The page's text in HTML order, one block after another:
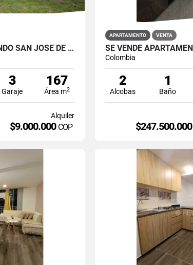
CASA EN VENTA - ARRIENDO SAN JOSÉ DE BAVARIA
3
Garaje
167
Área m2
Alquiler
$9.000.000 COP
APARTAMENTO VENTA
Colombia
2
Alcobas
1
Baño
$247.500.000